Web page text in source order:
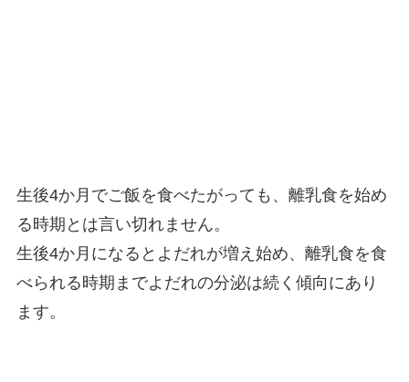
生後4か月でご飯を食べたがっても、離乳食を始め
る時期とは言い切れません。
生後4か月になるとよだれが増え始め、離乳食を食
べられる時期までよだれの分泌は続く傾向にあり
ます。